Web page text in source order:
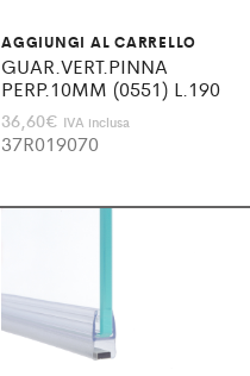
AGGIUNGI AL CARRELLO
GUAR.VERT.PINNA
PERP.10MM (0551) L.190
36,60€ IVA inclusa
37R019070